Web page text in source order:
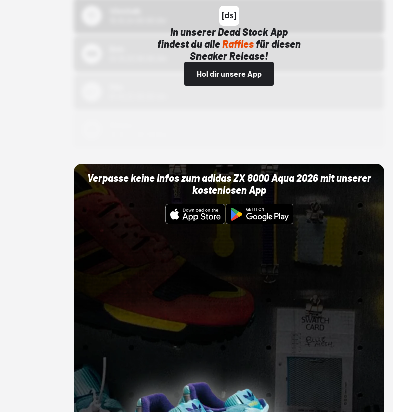
In unserer Dead Stock App
findest du alleRaffles für diesen
Sneaker Release!
Hol dir unsere App
Verpasse keine Infos zum adidas ZX 8000 Aqua 2026 mit unserer
kostenlosen App